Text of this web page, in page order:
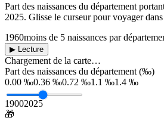
Part des naissances du département
2025. Glisse le curseur pour voyager
1960moins de 5 naissances par
▶ Lecture
Chargement de la carte…
Part des naissances du département (‰)
0.00 ‰0.36 ‰0.72 ‰1.1 ‰1.4 ‰
19002025
🎁